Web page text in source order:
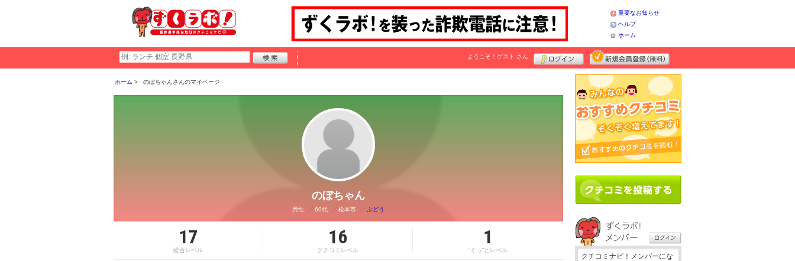
重要なお知らせ
ヘルプ
ホーム
ようこそ！ ゲスト さん
ホーム のぼちゃんさんのマイページ
のぼちゃん
男性 60代 松本市 ぶどう
17
総合レベル
16
クチコミレベル
1
“ぐっ”とレベル
クチコミナビ！メンバーにな